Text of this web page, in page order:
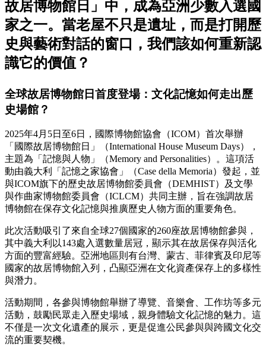
故居博物館日」中，成為亞洲少數入選國
家之一。當老屋不只是遺址，而是打開歷
史與藝術對話的窗口，我們該如何重新認
識它的價值？
全球故居博物館日首度登場：文化記憶如何走出歷
史場館？
2025年4月5日至6日，國際博物館協會（ICOM）首次舉辦
「國際故居博物館日」（International House Museum Days），
主題為「記憶與人物」（Memory and Personalities）。這項活
動由義大利「記憶之家協會」（Case della Memoria）發起，並
與ICOM旗下的歷史故居博物館委員會（DEMHIST）及文學
與作曲家博物館委員會（ICLCM）共同主辦，旨在強調故居
博物館在保存文化記憶與推廣歷史人物方面的重要角色。
此次活動吸引了來自全球27個國家的260座故居博物館參與，
其中義大利以143處入選數量居冠，顯示其在故居保存與活化
方面的豐富經驗。亞洲地區則有台灣、蒙古、菲律賓及印尼等
國家的故居博物館入列，凸顯亞洲在文化資產保存上的多樣性
與潛力。
活動期間，各參與博物館舉辦了導覽、音樂會、工作坊等多元
活動，鼓勵民眾走入歷史場域，親身體驗文化記憶的魅力。這
不僅是一次文化遺產的展示，更是促進公民參與與跨國文化交
流的重要契機。